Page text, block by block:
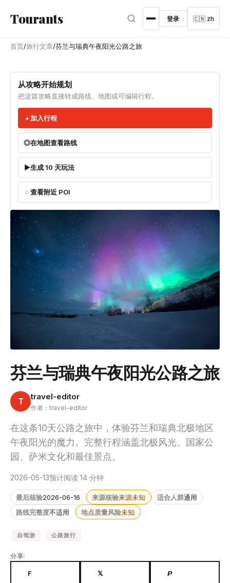
Tourants 登录 🇨🇳 zh
首页/旅行文章/芬兰与瑞典午夜阳光公路之旅
从攻略开始规划
把这篇攻略直接转成路线、地图或可编辑行程。
加入行程
在地图查看路线
生成 10 天玩法
查看附近 POI
芬兰与瑞典午夜阳光公路之旅
T travel-editor
作者：travel-editor
在这条10天公路之旅中，体验芬兰和瑞典北极地区
午夜阳光的魔力。完整行程涵盖北极风光、国家公
园、萨米文化和最佳景点。
2026-05-13预计阅读 14 分钟
最后核验2026-06-16 来源核验来源未知 适合人群通用
路线完整度不适用 地点质量风险未知
自驾游 公路旅行
分享:
F 𝕏 𝙋